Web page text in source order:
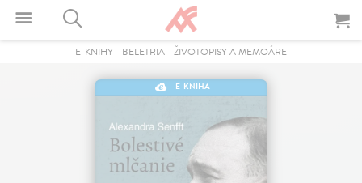
E-KNIHY - BELETRIA - ŽIVOTOPISY A MEMOÁRE
E-KNIHA